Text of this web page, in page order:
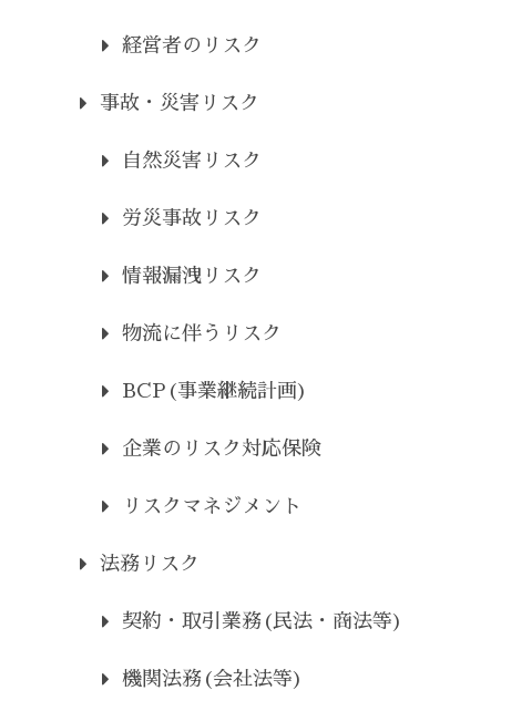
経営者のリスク
事故・災害リスク
自然災害リスク
労災事故リスク
情報漏洩リスク
物流に伴うリスク
BCP(事業継続計画)
企業のリスク対応保険
リスクマネジメント
法務リスク
契約・取引業務(民法・商法等)
機関法務(会社法等)